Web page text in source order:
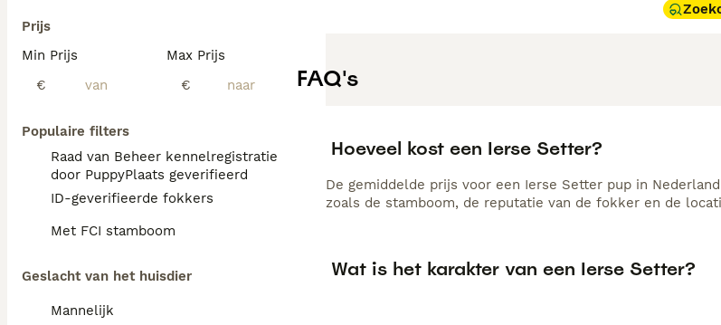
Prijs
Min Prijs
€
Max Prijs
€
Populaire filters
Raad van Beheer kennelregistratie
door PuppyPlaats geverifieerd
ID-geverifieerde fokkers
Met FCI stamboom
Geslacht van het huisdier
Mannelijk
FAQ's
Hoeveel kost een Ierse Setter?
De gemiddelde prijs voor een Ierse Setter pup in
zoals de stamboom, de reputatie van de fokker en de
Wat is het karakter van een Ierse Setter?